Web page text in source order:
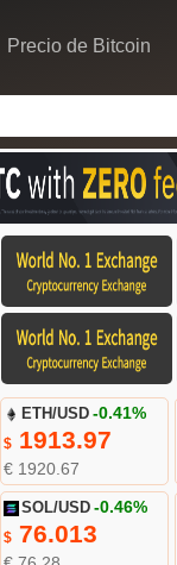
Precio de Bitcoin
ETH/USD -0.41%
$ 1913.97
€ 1920.67
SOL/USD -0.46%
$ 76.013